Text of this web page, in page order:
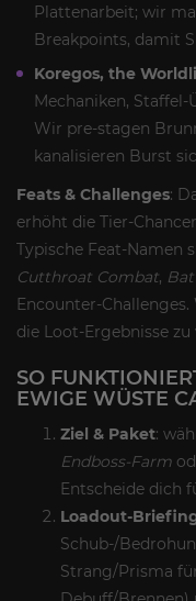
Plattenarbeit; wir
Breakpoints, damit
Koregos, the
Mechaniken, Staffel-
Wir pre-stagen
kanalisieren Burst
Feats & Challenges:
erhöht die Tier-
Typische Feat-Namen
Cutthroat Combat,
Encounter-
die Loot-Ergebnisse zu
SO
EWIGE WÜSTE
Ziel & Paket:
Endboss-Farm
Entscheide dich
Loadout-
Schub-/
Strang/Prisma